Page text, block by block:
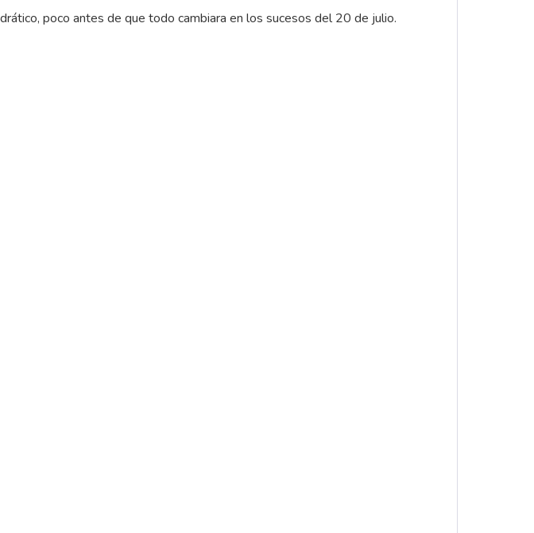
poco antes de que todo cambiara en los sucesos del 20 de julio.